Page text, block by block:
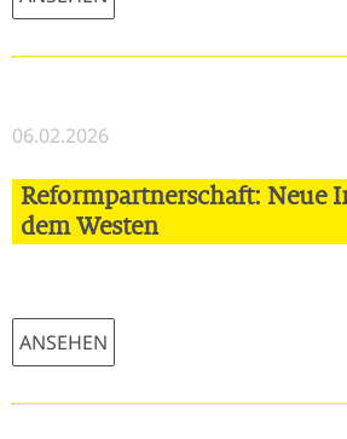
06.02.2026
Reformpartnerschaft: Neue
dem Westen
ANSEHEN